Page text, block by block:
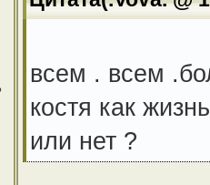
всем . всем
костя как
или нет ?